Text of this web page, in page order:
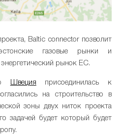
Baltic connector позволит
газовые рынки и
рынок ЕС.
Швеция присоединилась к
на строительство в
зоны двух ниток проекта
задачей будет который будет